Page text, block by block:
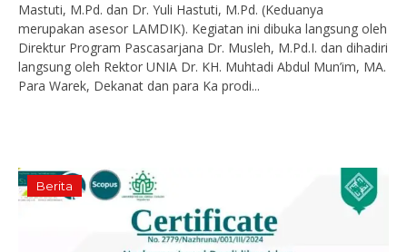
Mastuti, M.Pd. dan Dr. Yuli Hastuti, M.Pd. (Keduanya
merupakan asesor LAMDIK). Kegiatan ini dibuka langsung oleh
Direktur Program Pascasarjana Dr. Musleh, M.Pd.I. dan dihadiri
langsung oleh Rektor UNIA Dr. KH. Muhtadi Abdul Mun’im, MA.
Para Warek, Dekanat dan para Ka prodi...
Berita